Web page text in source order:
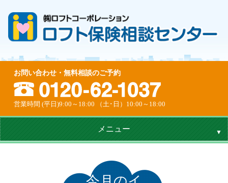
お問い合わせ・無料相談のご予約
営業時間 (平日)9:00～18:00 （土･日）10:00～18:00
メニュー